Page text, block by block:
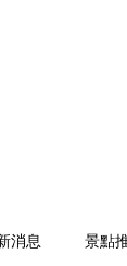
消息 景點